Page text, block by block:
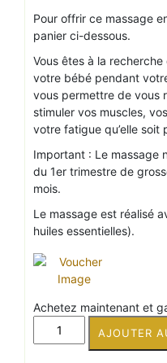
Pour offrir ce massage
panier ci-dessous.
Vous êtes à la
votre bébé pendant
vous permettre de vous
stimuler vos muscles,
votre fatigue qu’elle soit
Important : Le massage
du 1er trimestre de
mois.
Le massage est réalisé
huiles essentielles).
Achetez maintenant et
quantité
de
AJOUTER